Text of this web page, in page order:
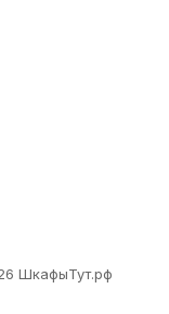
ШкафыТут.рф